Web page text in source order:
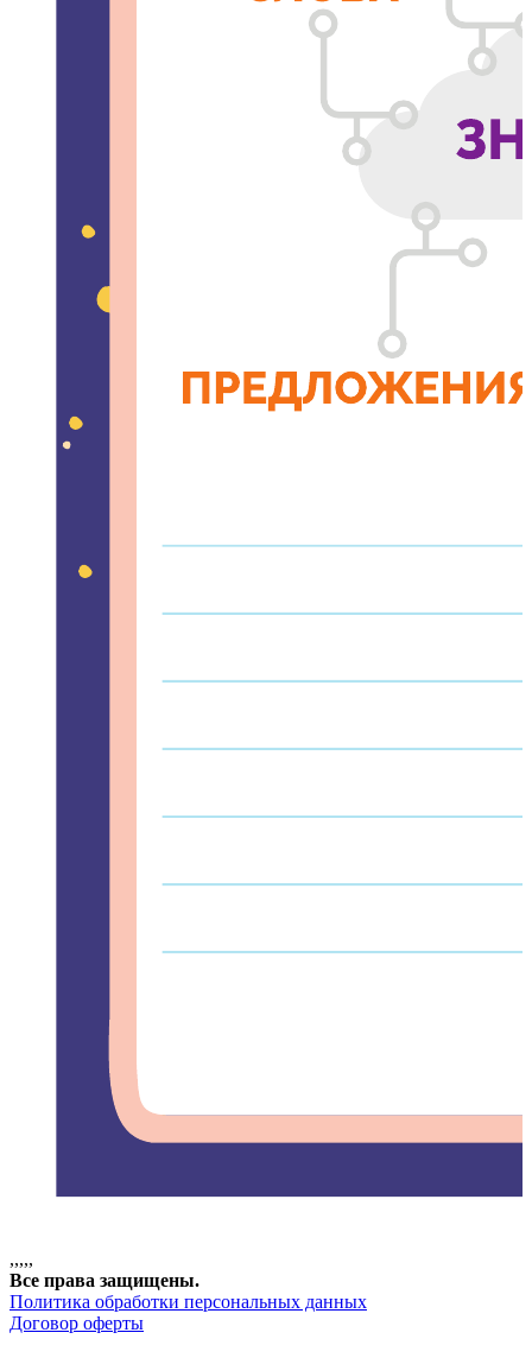
,,,,,
Все права защищены.
Политика обработки персональных данных
Договор оферты